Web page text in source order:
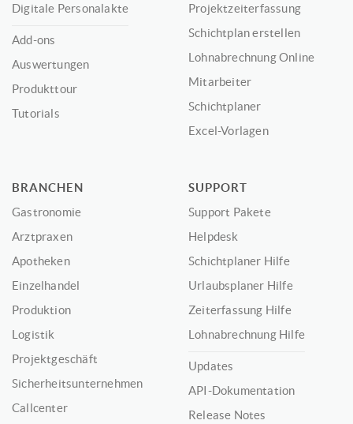
Digitale Personalakte
Add-ons
Auswertungen
Produkttour
Tutorials
Projektzeiterfassung
Schichtplan erstellen
Lohnabrechnung Online
Mitarbeiter
Schichtplaner
Excel-Vorlagen
BRANCHEN
Gastronomie
Arztpraxen
Apotheken
Einzelhandel
Produktion
Logistik
Projektgeschäft
Sicherheitsunternehmen
Callcenter
SUPPORT
Support Pakete
Helpdesk
Schichtplaner Hilfe
Urlaubsplaner Hilfe
Zeiterfassung Hilfe
Lohnabrechnung Hilfe
Updates
API-Dokumentation
Release Notes